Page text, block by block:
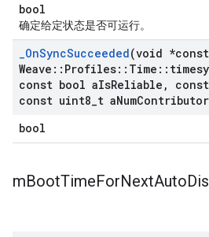
bool
确定给定状态是否可运行。
_OnSyncSucceeded(void
Weave :: Profiles:: Time ::
const bool aIsReliable ,
const uint8 t aNum
bool
mBootTimeForNextAuto